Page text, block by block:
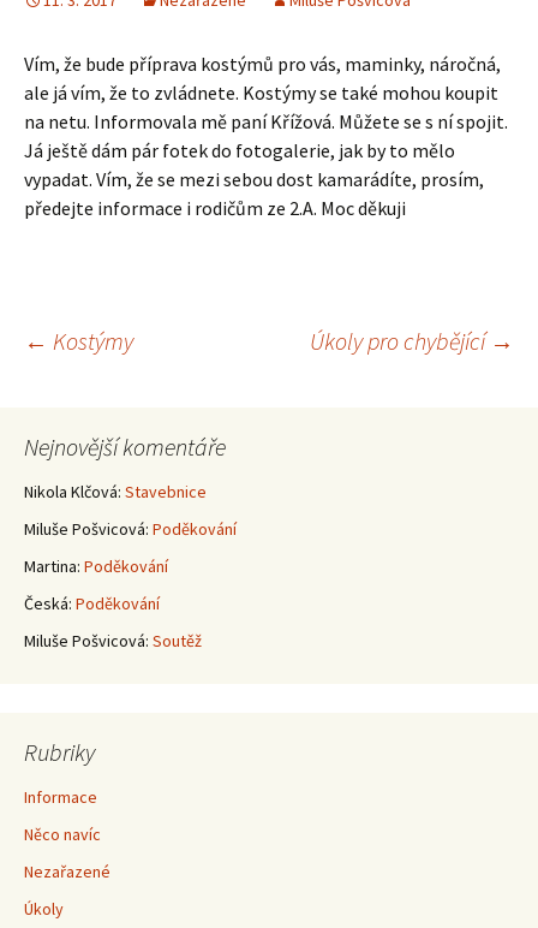
Vím, že bude příprava kostýmů pro vás, maminky, náročná,
ale já vím, že to zvládnete. Kostýmy se také mohou koupit
na netu. Informovala mě paní Křížová. Můžete se s ní spojit.
Já ještě dám pár fotek do fotogalerie, jak by to mělo
vypadat. Vím, že se mezi sebou dost kamarádíte, prosím,
předejte informace i rodičům ze 2.A. Moc děkuji
Navigace
pro
příspěvky
← Kostýmy Úkoly pro chybějící →
Nejnovější komentáře
Nikola Klčová: Stavebnice
Miluše Pošvicová: Poděkování
Martina: Poděkování
Česká: Poděkování
Miluše Pošvicová: Soutěž
Rubriky
Informace
Něco navíc
Nezařazené
Úkoly